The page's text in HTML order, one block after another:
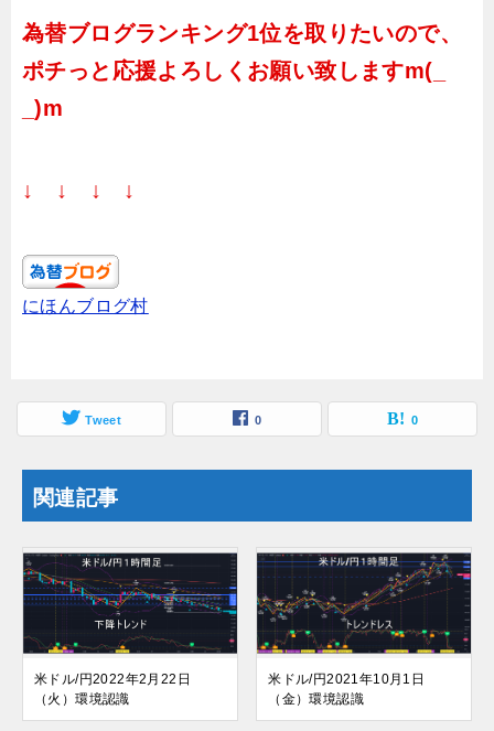
為替ブログランキング1位を取りたいので、
ポチっと応援よろしくお願い致しますm(_
_)m
↓ ↓ ↓ ↓
にほんブログ村
Tweet 0 0
関連記事
米ドル/円2022年2月22日
（火）環境認識
米ドル/円2021年10月1日
（金）環境認識